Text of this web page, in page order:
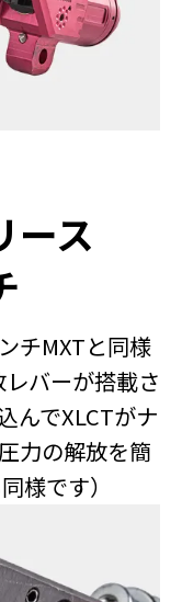
ース
チMXTと同様
バーが搭載さ
んでXLCTがナ
力の解放を簡
様です）